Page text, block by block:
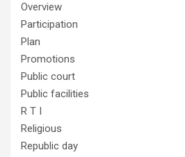
Overview
Participation
Plan
Promotions
Public court
Public facilities
R T I
Religious
Republic day